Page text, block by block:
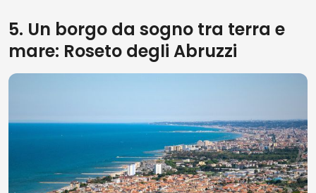
5. Un borgo da sogno tra terra e
mare: Roseto degli Abruzzi